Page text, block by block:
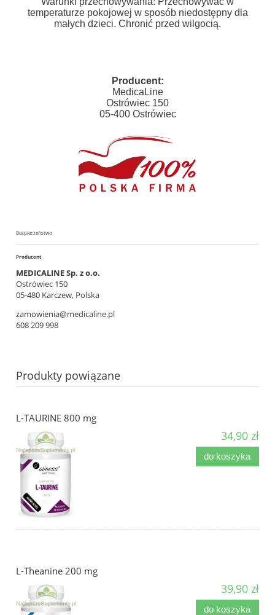
temperaturze pokojowej w sposób niedostępny dla
małych dzieci. Chronić przed wilgocią.
Producent:
MedicaLine
Ostrówiec 150
05-400 Ostrówiec
Bezpieczeństwo
Producent
MEDICALINE Sp. z o.o.
Ostrówiec 150
05-480 Karczew, Polska
zamowienia@medicaline.pl
608 209 998
Produkty powiązane
L-TAURINE 800 mg
34,90 zł
do koszyka
L-Theanine 200 mg
39,90 zł
do koszyka